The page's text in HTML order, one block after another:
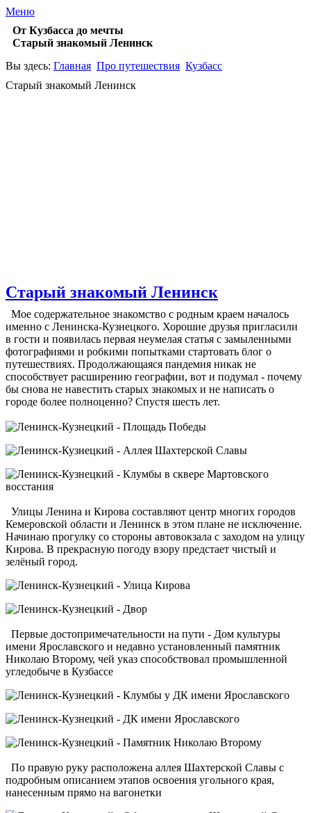
Меню
От Кузбасса до мечты
Старый знакомый Ленинск
Вы здесь: Главная Про путешествия Кузбасс
Старый знакомый Ленинск
Старый знакомый Ленинск
Мое содержательное знакомство с родным краем началось
именно с Ленинска-Кузнецкого. Хорошие друзья пригласили
в гости и появилась первая неумелая статья с замыленными
фотографиями и робкими попытками стартовать блог о
путешествиях. Продолжающаяся пандемия никак не
способствует расширению географии, вот и подумал - почему
бы снова не навестить старых знакомых и не написать о
городе более полноценно? Спустя шесть лет.
Улицы Ленина и Кирова составляют центр многих городов
Кемеровской области и Ленинск в этом плане не исключение.
Начинаю прогулку со стороны автовокзала с заходом на улицу
Кирова. В прекрасную погоду взору предстает чистый и
зелёный город.
Первые достопримечательности на пути - Дом культуры
имени Ярославского и недавно установленный памятник
Николаю Второму, чей указ способствовал промышленной
угледобыче в Кузбассе
По правую руку расположена аллея Шахтерской Славы с
подробным описанием этапов освоения угольного края,
нанесенным прямо на вагонетки